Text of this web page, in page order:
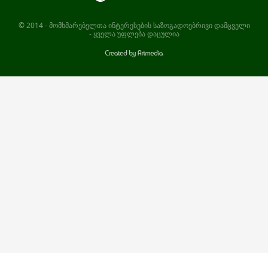
© 2014 - მომხმარებელთა ინტერესების საზოგადოებრივი დამცველი
- ყველა უფლება დაცულია